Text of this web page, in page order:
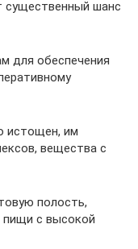
существенный шанс
для обеспечения
истощен, им
вещества с
полость,
пищи с высокой